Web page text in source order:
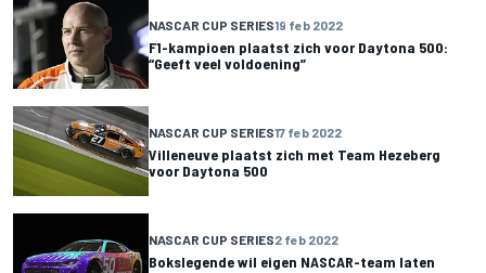
NASCAR CUP SERIES19 feb 2022
F1-kampioen plaatst zich voor Daytona 500:
“Geeft veel voldoening”
NASCAR CUP SERIES17 feb 2022
Villeneuve plaatst zich met Team Hezeberg
voor Daytona 500
NASCAR CUP SERIES2 feb 2022
Bokslegende wil eigen NASCAR-team laten